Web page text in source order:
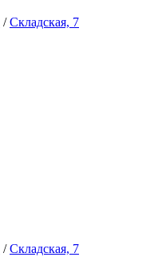
/Складская, 7
/Складская, 7